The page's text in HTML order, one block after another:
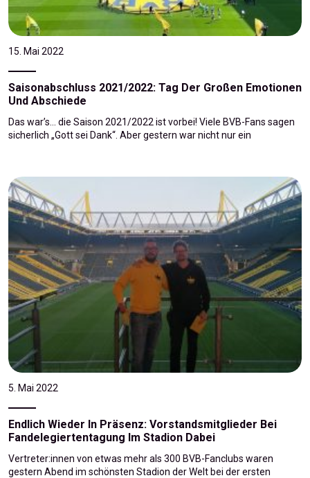
Saisonabschluss 2021/2022: Tag Der Großen Emotionen
Und Abschiede
Das war’s… die Saison 2021/2022 ist vorbei! Viele BVB-Fans sagen
sicherlich „Gott sei Dank“. Aber gestern war nicht nur ein
15. Mai 2022
Endlich Wieder In Präsenz: Vorstandsmitglieder Bei
Fandelegiertentagung Im Stadion Dabei
Vertreter:innen von etwas mehr als 300 BVB-Fanclubs waren
gestern Abend im schönsten Stadion der Welt bei der ersten
5. Mai 2022